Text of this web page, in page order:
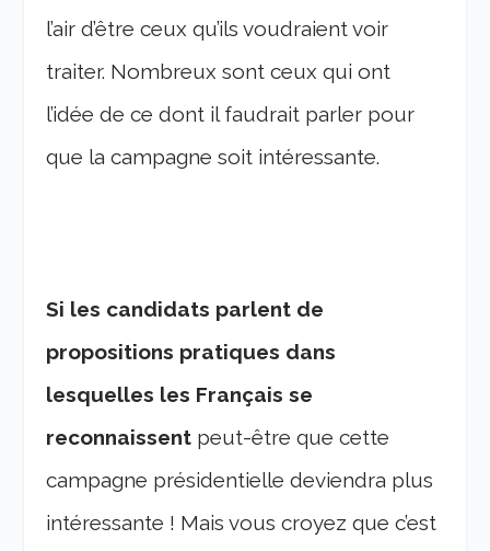
l’air d’être ceux qu’ils voudraient voir
traiter. Nombreux sont ceux qui ont
l’idée de ce dont il faudrait parler pour
que la campagne soit intéressante.
Si les candidats parlent de
propositions pratiques dans
lesquelles les Français se
reconnaissent peut-être que cette
campagne présidentielle deviendra plus
intéressante ! Mais vous croyez que c’est